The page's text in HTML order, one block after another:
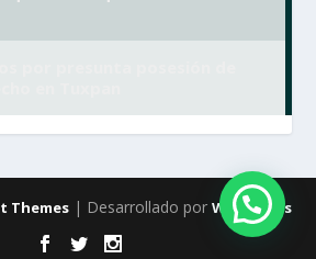
Themes| Desarrollado por WordPress